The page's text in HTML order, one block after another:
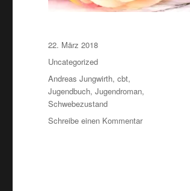
Veröffentlicht
am
22. März 2018
Kategorien
Uncategorized
Schlagwörter
Andreas Jungwirth,cbt,
Jugendbuch,Jugendroman,
Schwebezustand
Schreibe einen Kommentarzu